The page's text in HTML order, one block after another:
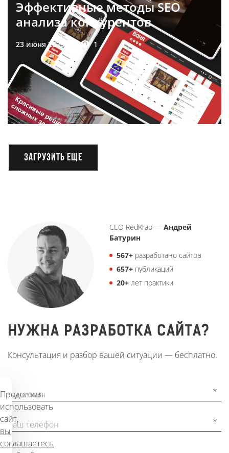
Эффективные методы SEO
анализа конкурентов
23 июня 2025 г. 1
ЗАГРУЗИТЬ ЕЩЕ
CEO RedKrab — Андрей
Батурин
567+разработано сайтов
657+публикаций
20+лет практики
НУЖНА РАЗРАБОТКА САЙТА?
Консультация и разбор вашей ситуации — бесплатно.
*
Ваше имя
*
Ваш телефон
Продолжая
использовать
сайт,
вы
соглашаетесь